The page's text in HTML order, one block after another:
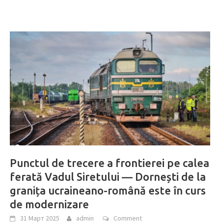
Punctul de trecere a frontierei pe calea
ferată Vadul Siretului — Dornești de la
granița ucraineano-română este în curs
de modernizare
31 Март 2025 admin Comment